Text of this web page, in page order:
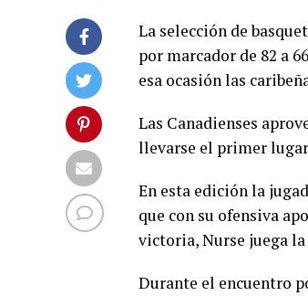
La selección de
por marcador de 82 a
esa ocasión las
Las Canadienses
llevarse el primer
En esta edición la
que con su ofensiva
victoria, Nurse juega
Durante el encuentro